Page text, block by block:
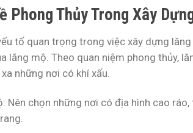
Phong Thủy Trong Xây
tố quan trọng trong việc xây dựng
lăng mộ. Theo quan niệm phong thủy,
những nơi có khí xấu.
Nên chọn những nơi có địa hình cao